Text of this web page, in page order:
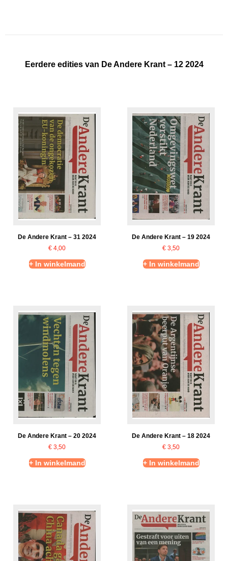
Eerdere edities van De Andere Krant – 12 2024
De Andere Krant – 31 2024
€ 4,00
+ In winkelmand
De Andere Krant – 19 2024
€ 3,50
+ In winkelmand
De Andere Krant – 20 2024
€ 3,50
+ In winkelmand
De Andere Krant – 18 2024
€ 3,50
+ In winkelmand